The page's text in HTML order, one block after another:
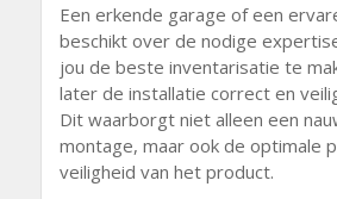
Een erkende garage of een
beschikt over de nodige
jou de beste inventarisatie te
later de installatie correct en
Dit waarborgt niet alleen een
montage, maar ook de optimale
veiligheid van het product.